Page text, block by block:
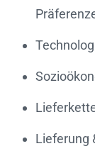
Lieferung